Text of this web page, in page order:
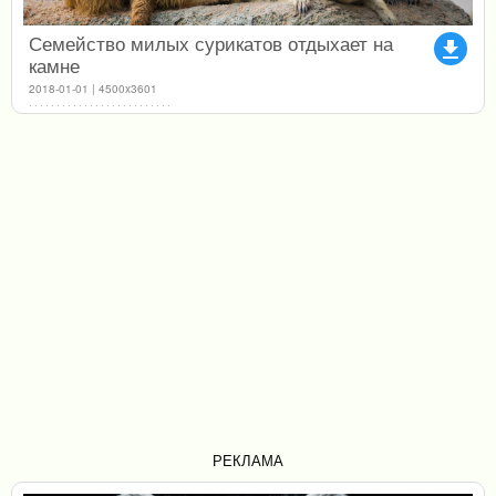
file_download
Семейство милых сурикатов отдыхает на
камне
2018-01-01 | 4500x3601
РЕКЛАМА